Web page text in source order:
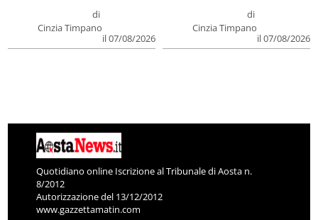
di
Cinzia Timpano
il 07/08/2026
di
Cinzia Timpano
il 07/08/2026
Quotidiano online Iscrizione al Tribunale di Aosta n.
8/2012
Autorizzazione del 13/12/2012
www.gazzettamatin.com